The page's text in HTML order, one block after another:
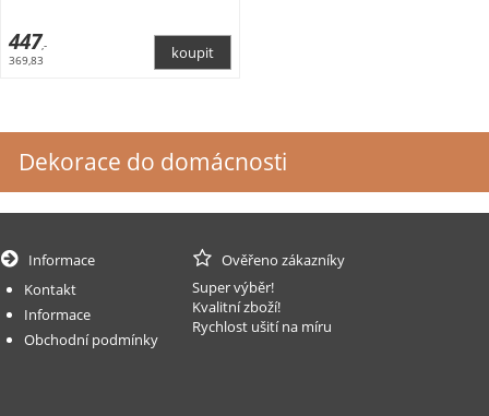
447,-
369,83
Dekorace do domácnosti
Informace
Kontakt
Informace
Obchodní podmínky
Ověřeno zákazníky
Super výběr!
Kvalitní zboží!
Rychlost ušití na míru